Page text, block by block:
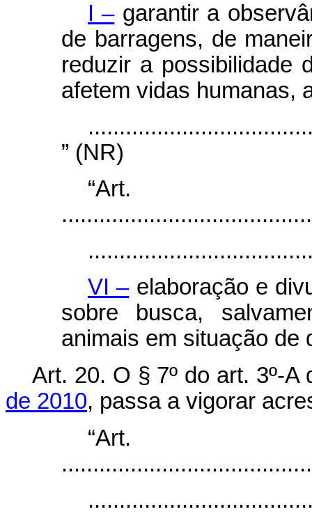
I –garantir a
de barragens, de
reduzir a possibilidade
afetem vidas humanas,
” (NR)
VI –elaboração e
sobre busca,
animais em situação de
Art. 20. O § 7º do art. 3º-A
de 2010, passa a vigorar